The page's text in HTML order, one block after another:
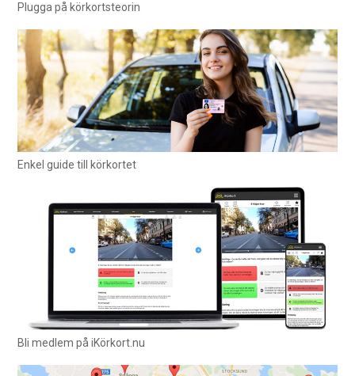
Plugga på körkortsteorin
Enkel guide till körkortet
Bli medlem på iKörkort.nu